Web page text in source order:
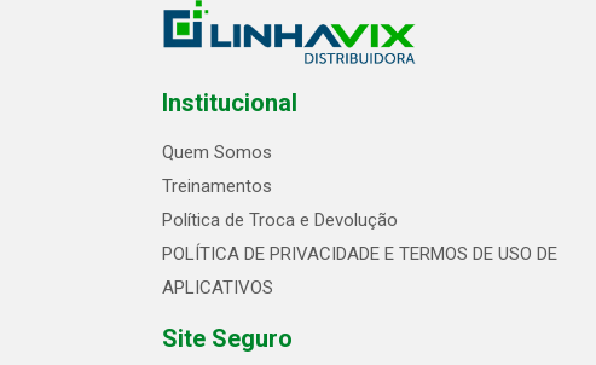
Institucional
Quem Somos
Treinamentos
Política de Troca e Devolução
POLÍTICA DE PRIVACIDADE E TERMOS DE USO DE
APLICATIVOS
Site Seguro